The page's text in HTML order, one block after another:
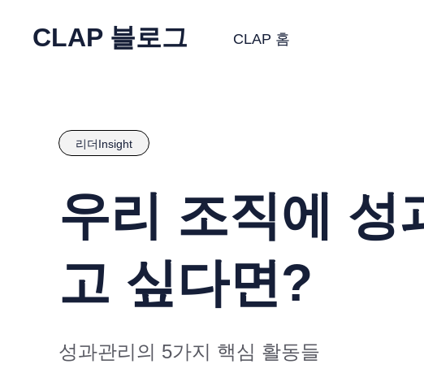
CLAP 블로그 CLAP 홈
리더Insight
우리 조직에 성
고 싶다면?
성과관리의 5가지 핵심 활동들